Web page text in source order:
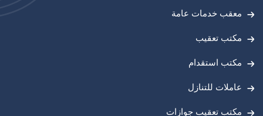
معقب خدمات عامة
مكتب تعقيب
مكتب استقدام
عاملات للتنازل
مكتب تعقيب جوازات